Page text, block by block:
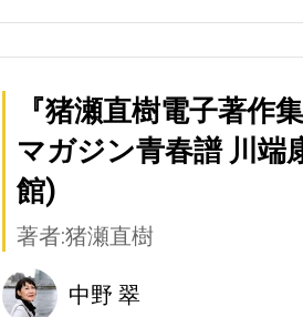
『猪瀬直樹電子著作
マガジン青春譜 川端
館)
著者:猪瀬直樹
中野 翠